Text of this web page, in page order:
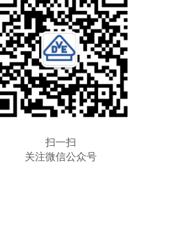
​扫一扫
​关注微信公众号​